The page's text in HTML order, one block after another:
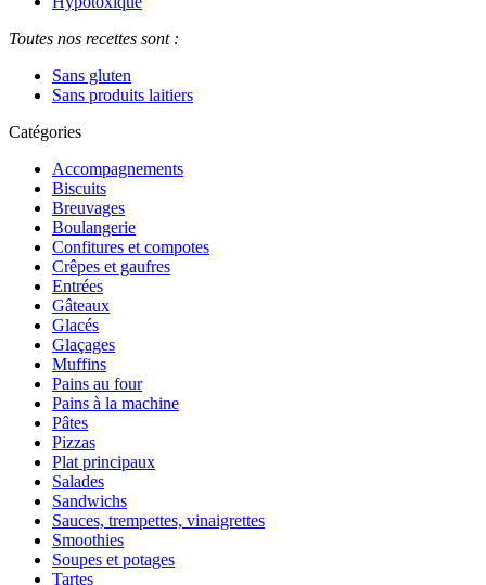
Toutes nos recettes sont :
Sans gluten
Sans produits laitiers
Catégories
Accompagnements
Biscuits
Breuvages
Boulangerie
Confitures et compotes
Crêpes et gaufres
Entrées
Gâteaux
Glacés
Glaçages
Muffins
Pains au four
Pains à la machine
Pâtes
Pizzas
Plat principaux
Salades
Sandwichs
Sauces, trempettes, vinaigrettes
Smoothies
Soupes et potages
Tartes